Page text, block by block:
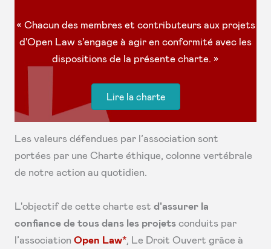
« Chacun des membres et contributeurs aux projets
d'Open Law s'engage à agir en conformité avec les
dispositions de la présente charte. »
Lire la charte
Les valeurs défendues par l’association sont
portées par une Charte éthique, colonne vertébrale
de notre action au quotidien.
L'objectif de cette charte est d'assurer la
confiance de tous dans les projets conduits par
l’association Open Law* , Le Droit Ouvert grâce à